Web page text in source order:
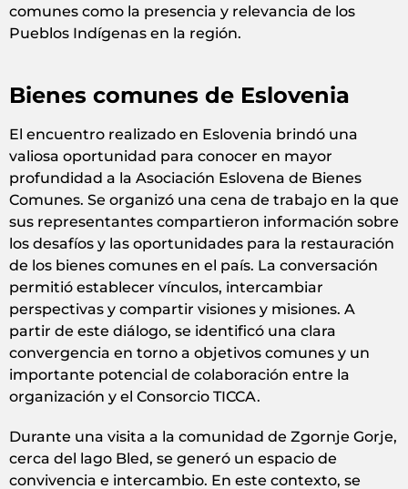
comunes como la presencia y relevancia de los
Pueblos Indígenas en la región.
Bienes comunes de Eslovenia
El encuentro realizado en Eslovenia brindó una
valiosa oportunidad para conocer en mayor
profundidad a la Asociación Eslovena de Bienes
Comunes. Se organizó una cena de trabajo en la que
sus representantes compartieron información sobre
los desafíos y las oportunidades para la restauración
de los bienes comunes en el país. La conversación
permitió establecer vínculos, intercambiar
perspectivas y compartir visiones y misiones. A
partir de este diálogo, se identificó una clara
convergencia en torno a objetivos comunes y un
importante potencial de colaboración entre la
organización y el Consorcio TICCA.
Durante una visita a la comunidad de Zgornje Gorje,
cerca del lago Bled, se generó un espacio de
convivencia e intercambio. En este contexto, se